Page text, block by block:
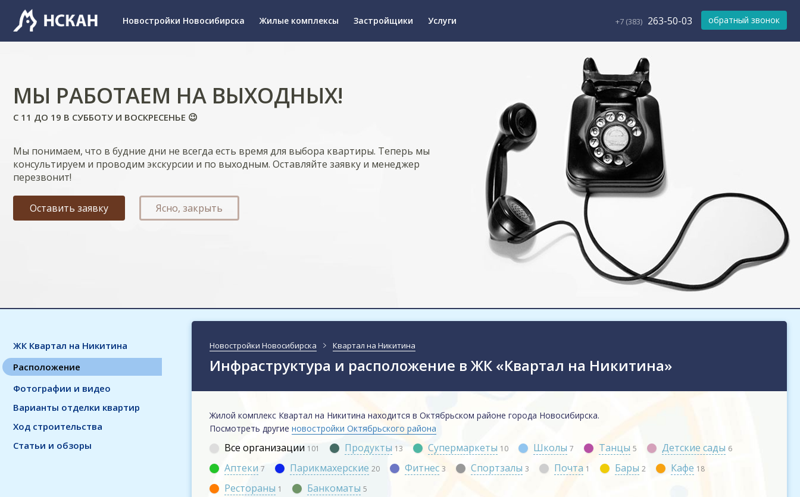
+7 (383) 263-50-03 обратный звонок
Новостройки Новосибирска Жилые комплексы Застройщики Услуги
МЫ РАБОТАЕМ НА ВЫХОДНЫХ!
С 11 ДО 19 В СУББОТУ И ВОСКРЕСЕНЬЕ 😉
Мы понимаем, что в будние дни не всегда есть время для выбора квартиры. Теперь мы
консультируем и проводим экскурсии и по выходным. Оставляйте заявку и менеджер
перезвонит!
Оставить заявку Ясно, закрыть
ЖК Квартал на Никитина
Расположение
Фотографии и видео
Варианты отделки квартир
Ход строительства
Статьи и обзоры
Новостройки Новосибирска Квартал на Никитина
Инфраструктура и расположение в ЖК «Квартал на Никитина»
Жилой комплекс Квартал на Никитина находится в Октябрьском районе города Новосибирска.
Посмотреть другие новостройки Октябрьского района
Все организации 101 Продукты 13 Супермаркеты 10 Школы 7 Танцы 5 Детские сады 6
Аптеки 7 Парикмахерские 20 Фитнес 3 Спортзалы 3 Почта 1 Бары 2 Кафе 18
Рестораны 1 Банкоматы 5